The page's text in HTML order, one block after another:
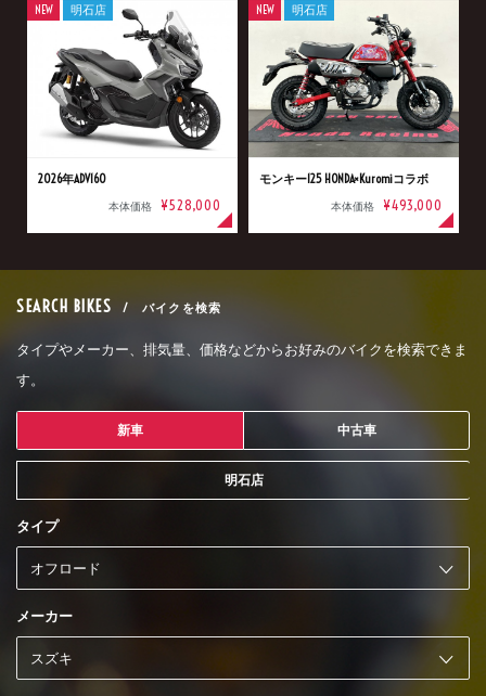
2026年ADV160
本体価格 ¥528,000
NEW 明石店
モンキー125 HONDA×Kuromiコラボ
本体価格 ¥493,000
NEW 明石店
SEARCH BIKES / バイクを検索
タイプやメーカー、排気量、価格などからお好みのバイクを検索できま
す。
新車 中古車
明石店
タイプ
メーカー